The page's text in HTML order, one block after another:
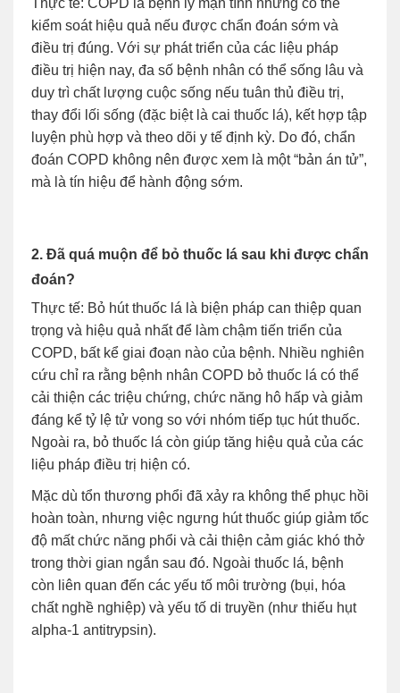
kiểm soát hiệu quả nếu được chẩn đoán sớm và
điều trị đúng. Với sự phát triển của các liệu pháp
điều trị hiện nay, đa số bệnh nhân có thể sống lâu và
duy trì chất lượng cuộc sống nếu tuân thủ điều trị,
thay đổi lối sống (đặc biệt là cai thuốc lá), kết hợp tập
luyện phù hợp và theo dõi y tế định kỳ. Do đó, chẩn
đoán COPD không nên được xem là một “bản án tử”,
mà là tín hiệu để hành động sớm.
2. Đã quá muộn để bỏ thuốc lá sau khi được chẩn
đoán?
Thực tế: Bỏ hút thuốc lá là biện pháp can thiệp quan
trọng và hiệu quả nhất để làm chậm tiến triển của
COPD, bất kể giai đoạn nào của bệnh. Nhiều nghiên
cứu chỉ ra rằng bệnh nhân COPD bỏ thuốc lá có thể
cải thiện các triệu chứng, chức năng hô hấp và giảm
đáng kể tỷ lệ tử vong so với nhóm tiếp tục hút thuốc.
Ngoài ra, bỏ thuốc lá còn giúp tăng hiệu quả của các
liệu pháp điều trị hiện có.
Mặc dù tổn thương phổi đã xảy ra không thể phục hồi
hoàn toàn, nhưng việc ngưng hút thuốc giúp giảm tốc
độ mất chức năng phổi và cải thiện cảm giác khó thở
trong thời gian ngắn sau đó. Ngoài thuốc lá, bệnh
còn liên quan đến các yếu tố môi trường (bụi, hóa
chất nghề nghiệp) và yếu tố di truyền (như thiếu hụt
alpha-1 antitrypsin).